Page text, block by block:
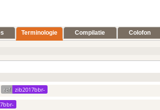
Terminologie Compilatie Colofon
ref zib2017bbr-